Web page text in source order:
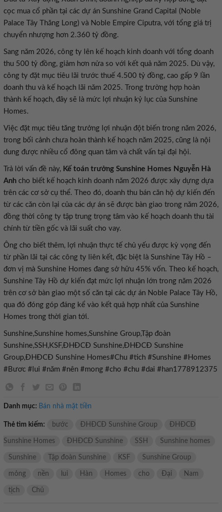
cọc mua cổ phần tại các dự án Sunshine Grand Capital (Noble
Palace Tây Thăng Long) và Noble Empire Ciputra, với tổng giá trị
chuyển nhượng hơn 2.360 tỷ đồng.
Sang năm 2026, công ty lên kế hoạch kinh doanh với tổng doanh
thu 500 tỷ đồng, giảm hơn nửa so với kết quả năm 2025. Dù vậy,
công ty đặt mục tiêu lãi trước thuế 4.500 tỷ đồng, cao gấp 9 lần
doanh thu và kế hoạch lãi năm 2025. Trong trường hợp hoàn
thành kế hoạch, đây sẽ là mức lợi nhuận kỷ lục của Sunshine
Homes.
Việc đặt mục tiêu tăng trưởng lợi nhuận đột biến trong năm 2026,
trong bối cảnh chưa hoàn thành kế hoạch năm 2025, cũng là nội
dung được nhiều cổ đông quan tâm và chất vấn tại đại hội.
Trả lời vấn đề này, Kế toán trưởng Sunshine Homes Nguyễn Hà
Anh cho biết kế hoạch kinh doanh năm 2026 được xây dựng dựa
trên các cơ sở cụ thể. Theo đó, doanh thu bán căn hộ dự kiến đến
từ các căn còn lại của các dự án sẽ được bàn giao trong năm 2026,
đồng thời công ty tập trung trọng tâm vào kế hoạch doanh thu tài
chính từ tiền gốc và lãi suất cho vay.
Ông cho biết thêm, lợi nhuận thực tế chủ yếu được kỳ vọng đến
từ phần lãi tại các công ty liên kết, đặc biệt là Sunshine Tây Hồ –
đơn vị mà Sunshine Homes đang sở hữu 45% vốn. Theo kế hoạch,
Sunshine Tây Hồ dự kiến đạt mức lợi nhuận lớn trong năm 2026
trên cơ sở bàn giao một số căn tại các dự án Noble Palace Tây Hồ,
qua đó đóng góp đáng kể vào kết quả hợp nhất của Sunshine
Homes trong thời gian tới.
Sunshine,Sunshine homes,Sunshine Group,Tập đoàn
Sunshine,SSH,KSF,ĐHĐCĐ Sunshine,ĐHĐCĐ Sunshine
Group,ĐHĐCĐ Sunshine Homes#Chu #tich #Sunshine #Homes
#Bươc #lui #năm #nên #mong #cho #chu #dai #han1778912375
Danh mục: Bán nhà mặt tiền
Thẻ tìm kiếm: bước ĐHĐCĐ Sunshine Group ĐHĐCĐ
Sunshine Homes ĐHĐCĐ Sunshine SSH Sunshine homes
Sunshine Tập đoàn Sunshine KSF Sunshine Group
mỏng nền lui Hàn Homes cho Đại Nam
tịch Chủ